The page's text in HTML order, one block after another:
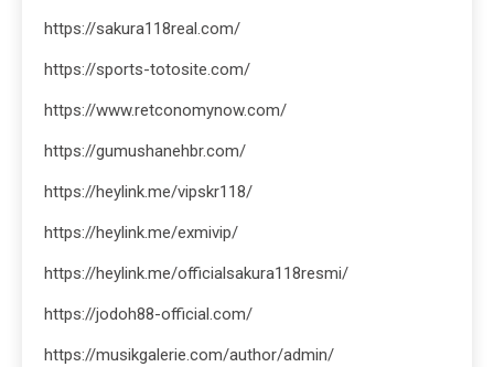
https://sakura118real.com/
https://sports-totosite.com/
https://www.retconomynow.com/
https://gumushanehbr.com/
https://heylink.me/vipskr118/
https://heylink.me/exmivip/
https://heylink.me/officialsakura118resmi/
https://jodoh88-official.com/
https://musikgalerie.com/author/admin/